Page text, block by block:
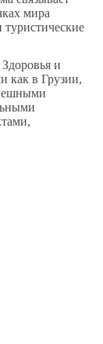
мира
и
как в Грузии,